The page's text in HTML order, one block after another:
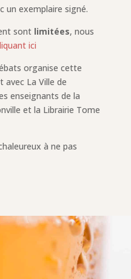
un exemplaire signé.
sont limitées, nous
ici
organise cette
avec La Ville de
enseignants de la
et la Librairie Tome
à ne pas